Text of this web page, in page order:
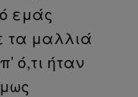
εμάς
τα μαλλιά
ό,τι ήταν